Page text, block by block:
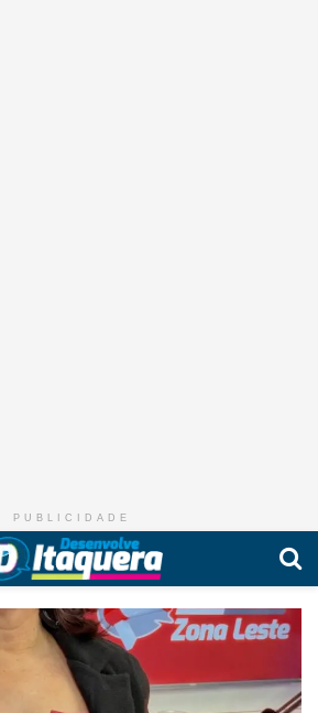
PUBLICIDADE